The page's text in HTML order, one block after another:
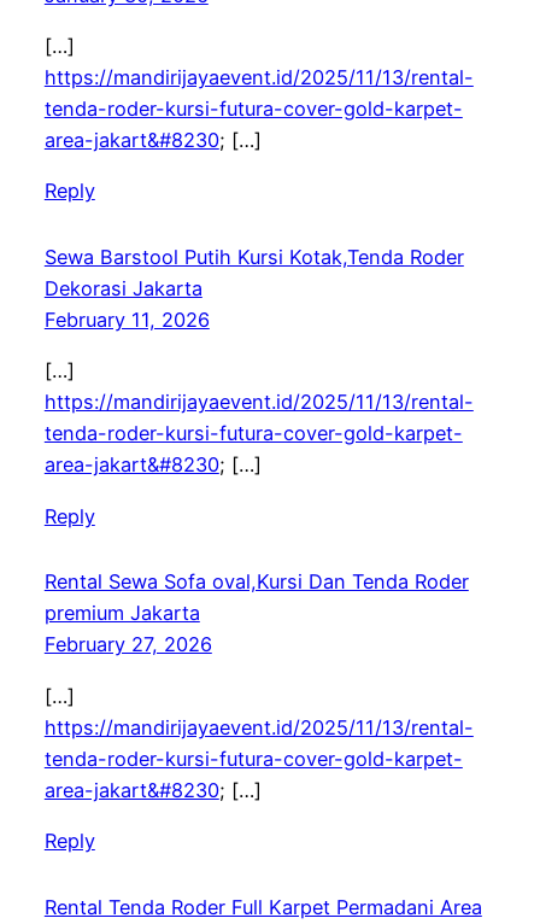
[…]
https://mandirijayaevent.id/2025/11/13/rental-
tenda-roder-kursi-futura-cover-gold-karpet-
area-jakart&#8230; […]
Reply
Sewa Barstool Putih Kursi Kotak,Tenda Roder
Dekorasi Jakarta
February 11, 2026
[…]
https://mandirijayaevent.id/2025/11/13/rental-
tenda-roder-kursi-futura-cover-gold-karpet-
area-jakart&#8230; […]
Reply
Rental Sewa Sofa oval,Kursi Dan Tenda Roder
premium Jakarta
February 27, 2026
[…]
https://mandirijayaevent.id/2025/11/13/rental-
tenda-roder-kursi-futura-cover-gold-karpet-
area-jakart&#8230; […]
Reply
Rental Tenda Roder Full Karpet Permadani Area